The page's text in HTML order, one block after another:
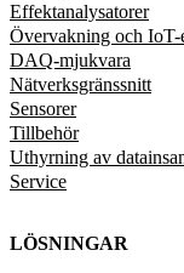
Effektanalysatorer
Övervakning och IoT-
DAQ-mjukvara
Nätverksgränssnitt
Sensorer
Tillbehör
Uthyrning av
Service
LÖSNINGAR